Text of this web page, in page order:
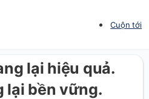
Cuộn tới
lại hiệu quả.
lại bền vững.